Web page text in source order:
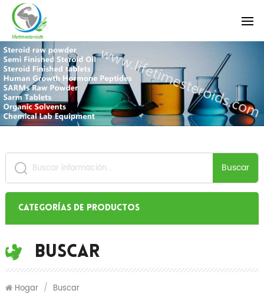
Buscar
Categorías de productos
Buscar
Hogar / Buscar